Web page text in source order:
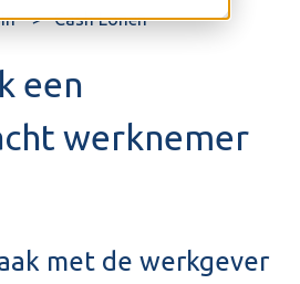
Cash Lonen
een
werknemer
met de werkgever